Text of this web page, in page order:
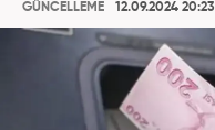
GÜNCELLEME
12.09.2024 20:23